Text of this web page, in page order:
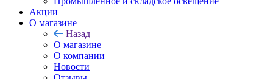
Акции
О магазине
Назад
О магазине
О компании
Новости